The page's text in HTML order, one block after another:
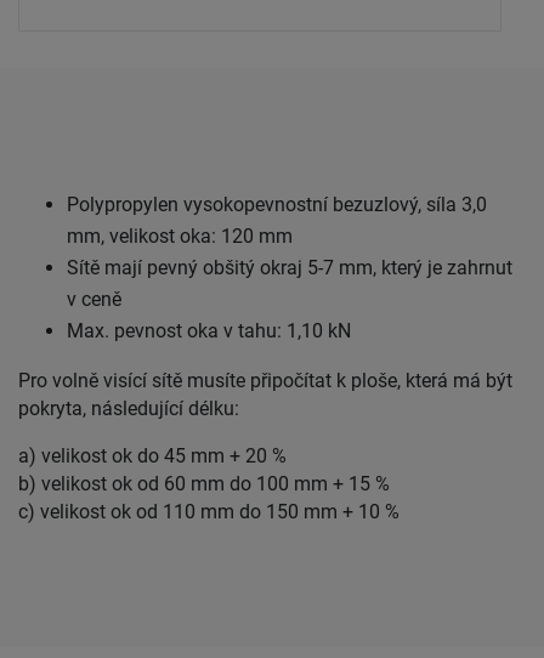
Polypropylen vysokopevnostní bezuzlový, síla 3,0
mm, velikost oka: 120 mm
Sítě mají pevný obšitý okraj 5-7 mm, který je zahrnut
v ceně
Max. pevnost oka v tahu: 1,10 kN
Pro volně visící sítě musíte připočítat k ploše, která má být
pokryta, následující délku:
a) velikost ok do 45 mm + 20 %
b) velikost ok od 60 mm do 100 mm + 15 %
c) velikost ok od 110 mm do 150 mm + 10 %